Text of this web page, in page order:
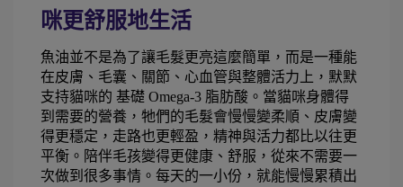
咪更舒服地生活
魚油並不是為了讓毛髮更亮這麼簡單，而是一種能
在皮膚、毛囊、關節、心血管與整體活力上，默默
支持貓咪的 基礎 Omega-3 脂肪酸。當貓咪身體得
到需要的營養，牠們的毛髮會慢慢變柔順、皮膚變
得更穩定，走路也更輕盈，精神與活力都比以往更
平衡。陪伴毛孩變得更健康、舒服，從來不需要一
次做到很多事情。每天的一小份，就能慢慢累積出